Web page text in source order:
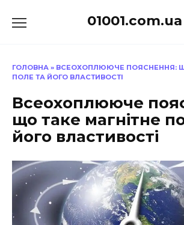
до
01001.com.ua
ГОЛОВНА » ВСЕОХОПЛЮЮЧЕ ПОЯСНЕННЯ:
ПОЛЕ ТА ЙОГО ВЛАСТИВОСТІ
Всеохоплююче
що таке магнітне
його властивості